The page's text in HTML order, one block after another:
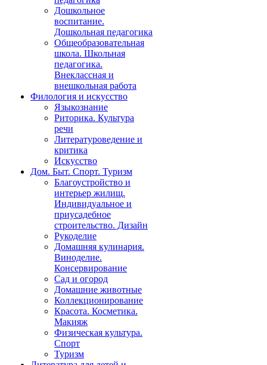
Дошкольное
воспитание.
Дошкольная педагогика
Общеобразовательная
школа. Школьная
педагогика.
Внеклассная и
внешкольная работа
Филология и искусство
Языкознание
Риторика. Культура
речи
Литературоведение и
критика
Искусство
Дом. Быт. Спорт. Туризм
Благоустройство и
интерьер жилищ.
Индивидуальное и
приусадебное
строительство. Дизайн
Рукоделие
Домашняя кулинария.
Виноделие.
Консервирование
Сад и огород
Домашние животные
Коллекционирование
Красота. Косметика.
Макияж
Физическая культура.
Спорт
Туризм